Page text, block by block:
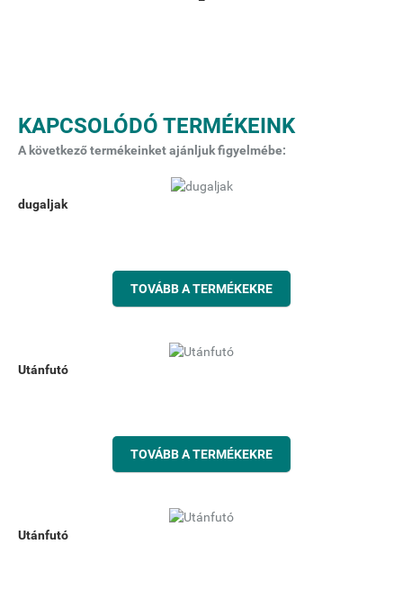
KAPCSOLÓDÓ TERMÉKEINK
A következő termékeinket ajánljuk figyelmébe:
dugaljak
TOVÁBB A TERMÉKEKRE
Utánfutó
TOVÁBB A TERMÉKEKRE
Utánfutó